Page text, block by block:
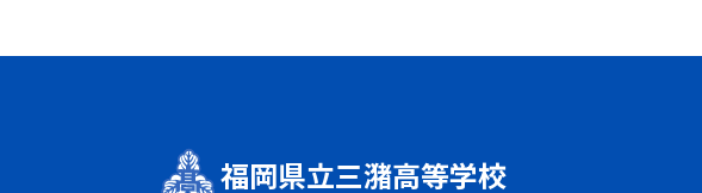
福岡県立三潴高等学校